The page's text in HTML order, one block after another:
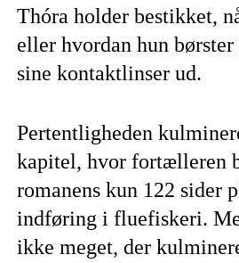
Thóra holder bestikket,
eller hvordan hun
sine kontaktlinser ud.
Pertentligheden
kapitel, hvor fortælleren
romanens kun 122 sider
indføring i fluefiskeri.
ikke meget, der